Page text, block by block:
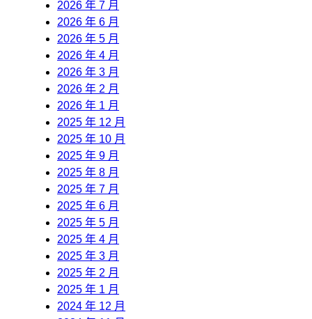
2026 年 7 月
2026 年 6 月
2026 年 5 月
2026 年 4 月
2026 年 3 月
2026 年 2 月
2026 年 1 月
2025 年 12 月
2025 年 10 月
2025 年 9 月
2025 年 8 月
2025 年 7 月
2025 年 6 月
2025 年 5 月
2025 年 4 月
2025 年 3 月
2025 年 2 月
2025 年 1 月
2024 年 12 月